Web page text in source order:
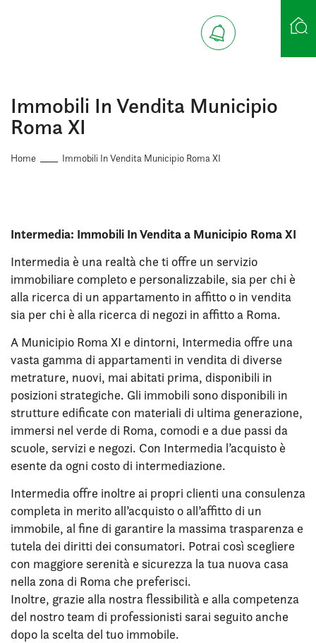
Immobili In Vendita Municipio
Roma XI
Home Immobili In Vendita Municipio Roma XI
Intermedia: Immobili In Vendita a Municipio Roma XI
Intermedia è una realtà che ti offre un servizio
immobiliare completo e personalizzabile, sia per chi è
alla ricerca di un appartamento in affitto o in vendita
sia per chi è alla ricerca di negozi in affitto a Roma.
A Municipio Roma XI e dintorni, Intermedia offre una
vasta gamma di appartamenti in vendita di diverse
metrature, nuovi, mai abitati prima, disponibili in
posizioni strategiche. Gli immobili sono disponibili in
strutture edificate con materiali di ultima generazione,
immersi nel verde di Roma, comodi e a due passi da
scuole, servizi e negozi. Con Intermedia l’acquisto è
esente da ogni costo di intermediazione.
Intermedia offre inoltre ai propri clienti una consulenza
completa in merito all’acquisto o all’affitto di un
immobile, al fine di garantire la massima trasparenza e
tutela dei diritti dei consumatori. Potrai così scegliere
con maggiore serenità e sicurezza la tua nuova casa
nella zona di Roma che preferisci.
Inoltre, grazie alla nostra flessibilità e alla competenza
del nostro team di professionisti sarai seguito anche
dopo la scelta del tuo immobile.